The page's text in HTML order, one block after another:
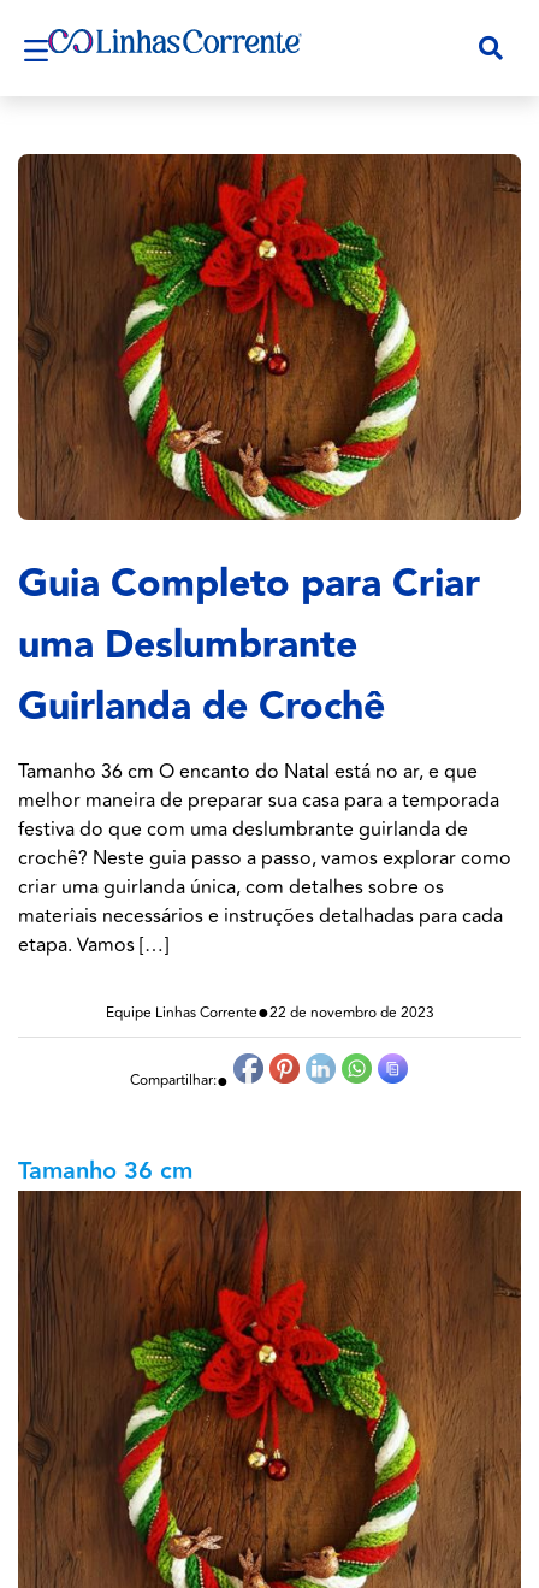
Guia Completo para Criar
uma Deslumbrante
Guirlanda de Crochê
Tamanho 36 cm O encanto do Natal está no ar, e que
melhor maneira de preparar sua casa para a temporada
festiva do que com uma deslumbrante guirlanda de
crochê? Neste guia passo a passo, vamos explorar como
criar uma guirlanda única, com detalhes sobre os
materiais necessários e instruções detalhadas para cada
etapa. Vamos […]
Equipe Linhas Corrente●22 de novembro de 2023
Compartilhar:●
Tamanho 36 cm